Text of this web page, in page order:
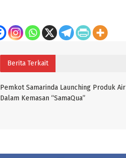
Berita Terkait
Pemkot Samarinda Launching Produk
Dalam Kemasan “SamaQua”